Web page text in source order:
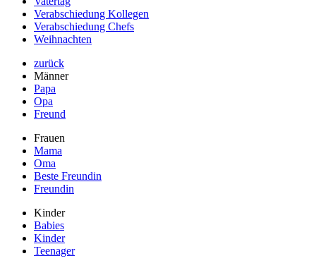
Verabschiedung Kollegen
Verabschiedung Chefs
Weihnachten
zurück
Männer
Papa
Opa
Freund
Frauen
Mama
Oma
Beste Freundin
Freundin
Kinder
Babies
Kinder
Teenager